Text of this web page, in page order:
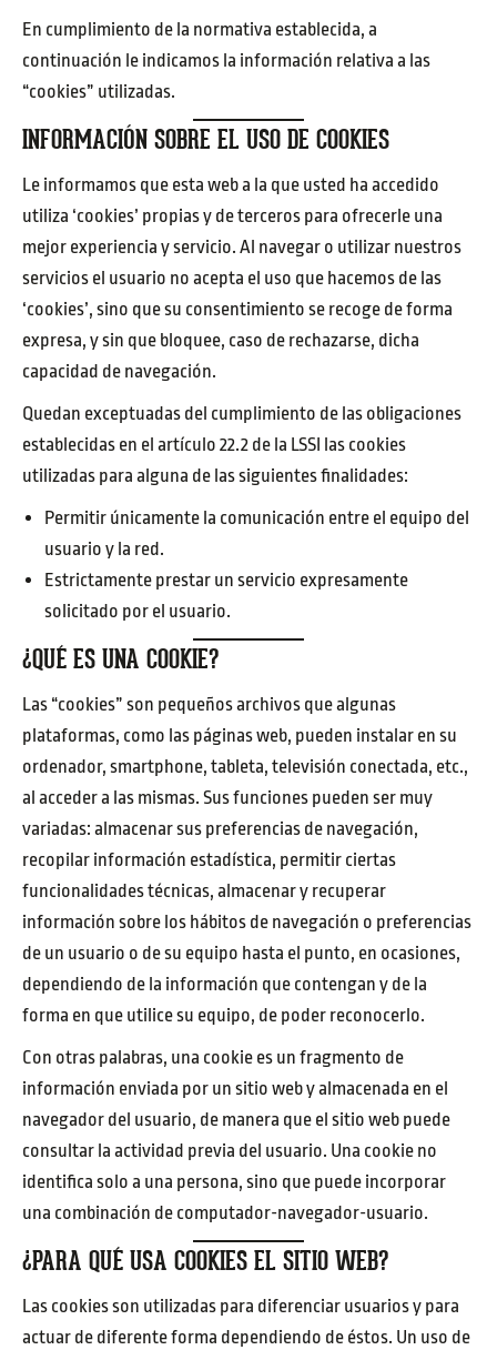
En cumplimiento de la normativa establecida, a
continuación le indicamos la información relativa a las
“cookies” utilizadas.
INFORMACIÓN SOBRE EL USO DE COOKIES
Le informamos que esta web a la que usted ha accedido
utiliza ‘cookies’ propias y de terceros para ofrecerle una
mejor experiencia y servicio. Al navegar o utilizar nuestros
servicios el usuario no acepta el uso que hacemos de las
‘cookies’, sino que su consentimiento se recoge de forma
expresa, y sin que bloquee, caso de rechazarse, dicha
capacidad de navegación.
Quedan exceptuadas del cumplimiento de las obligaciones
establecidas en el artículo 22.2 de la LSSI las cookies
utilizadas para alguna de las siguientes finalidades:
Permitir únicamente la comunicación entre el equipo del
usuario y la red.
Estrictamente prestar un servicio expresamente
solicitado por el usuario.
¿QUÉ ES UNA COOKIE?
Las “cookies” son pequeños archivos que algunas
plataformas, como las páginas web, pueden instalar en su
ordenador, smartphone, tableta, televisión conectada, etc.,
al acceder a las mismas. Sus funciones pueden ser muy
variadas: almacenar sus preferencias de navegación,
recopilar información estadística, permitir ciertas
funcionalidades técnicas, almacenar y recuperar
información sobre los hábitos de navegación o preferencias
de un usuario o de su equipo hasta el punto, en ocasiones,
dependiendo de la información que contengan y de la
forma en que utilice su equipo, de poder reconocerlo.
Con otras palabras, una cookie es un fragmento de
información enviada por un sitio web y almacenada en el
navegador del usuario, de manera que el sitio web puede
consultar la actividad previa del usuario. Una cookie no
identifica solo a una persona, sino que puede incorporar
una combinación de computador-navegador-usuario.
¿PARA QUÉ USA COOKIES EL SITIO WEB?
Las cookies son utilizadas para diferenciar usuarios y para
actuar de diferente forma dependiendo de éstos. Un uso de